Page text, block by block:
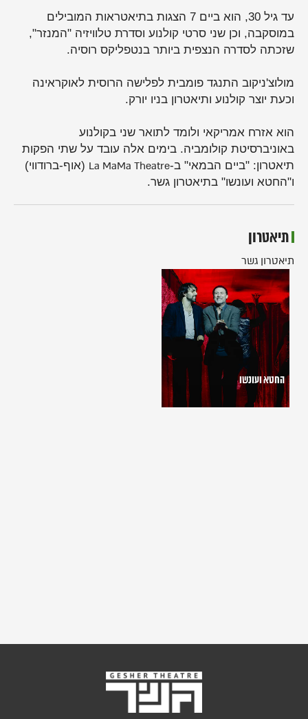
עד גיל 30, הוא ביים 7 הצגות בתיאטראות המובילים
במוסקבה, וכן שני סרטי קולנוע וסדרת טלוויזיה "המנזר",
שזכתה לסדרה הנצפית ביותר בנטפליקס רוסיה.
מולוצ'ניקוב התנגד פומבית לפלישה הרוסית לאוקראינה
וכעת יוצר קולנוע ותיאטרון בניו יורק.
הוא אזרח אמריקאי ולומד לתואר שני בקולנוע
באוניברסיטת קולומביה. בימים אלה עובד על שתי הפקות
תיאטרון: "ביים הבמאי" ב-La MaMa Theatre (אוף-ברודווי)
ו"החטא ועונשו" בתיאטרון גשר.
תיאטרון
תיאטרון גשר
החטא
ועונשו
החטא ועונשו